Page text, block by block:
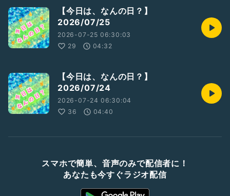
【今日は、なんの日？】
2026/07/25
2026-07-25 06:30:03
29
04:32
【今日は、なんの日？】
2026/07/24
2026-07-24 06:30:04
36
04:40
スマホで簡単、音声のみで配信者に！
あなたも今すぐラジオ配信